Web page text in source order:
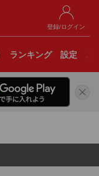
登録/ログイン
ランキング 設定